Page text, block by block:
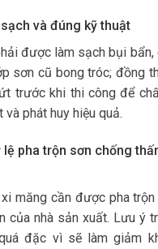
và đúng kỹ thuật
được làm sạch bụi bẩn,
sơn cũ bong tróc; đồng
trước khi thi công để
phát huy hiệu quả.
pha trộn sơn chống
măng cần được pha
của nhà sản xuất. Lưu ý
đặc vì sẽ làm giảm